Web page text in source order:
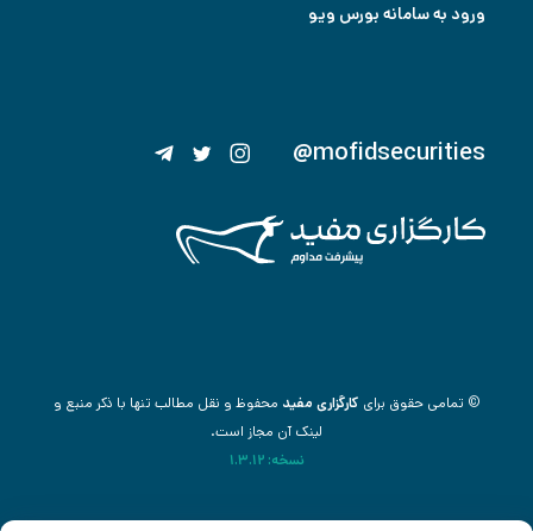
@mofidsecurities
ورود به سامانه بورس ویو
© تمامی حقوق برای کارگزاری مفید محفوظ و نقل مطالب تنها با ذکر منبع و
لینک آن مجاز است.
نسخه: 1.3.12